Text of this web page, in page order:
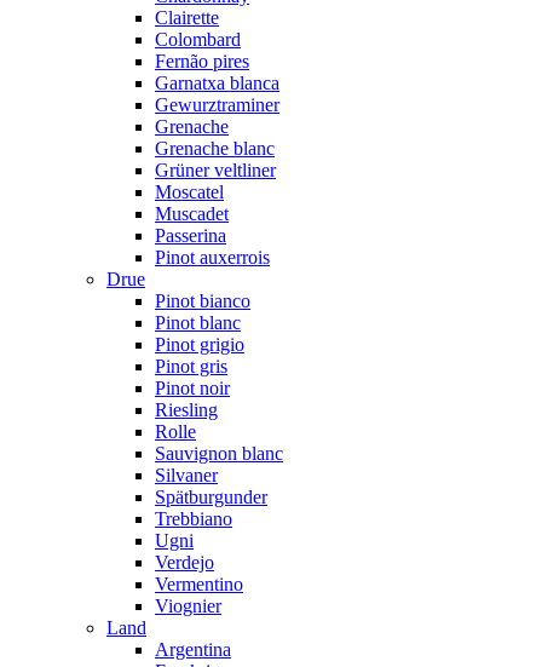
Clairette
Colombard
Fernão pires
Garnatxa blanca
Gewurztraminer
Grenache
Grenache blanc
Grüner veltliner
Moscatel
Muscadet
Passerina
Pinot auxerrois
Drue
Pinot bianco
Pinot blanc
Pinot grigio
Pinot gris
Pinot noir
Riesling
Rolle
Sauvignon blanc
Silvaner
Spätburgunder
Trebbiano
Ugni
Verdejo
Vermentino
Viognier
Land
Argentina